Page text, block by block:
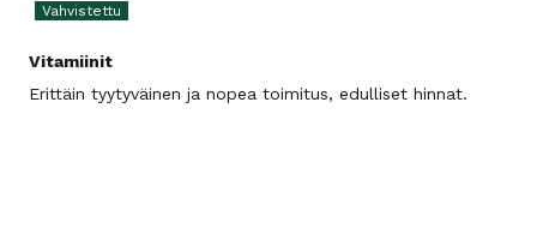
Vitamiinit
Erittäin tyytyväinen ja nopea toimitus, edulliset hinnat.